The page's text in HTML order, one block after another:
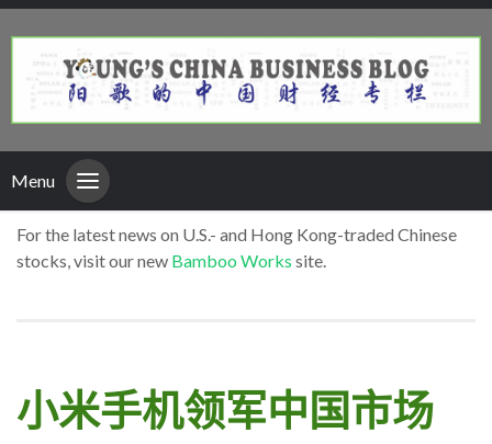
Menu
For the latest news on U.S.- and Hong Kong-traded Chinese
stocks, visit our new Bamboo Works site.
小米手机领军中国市场